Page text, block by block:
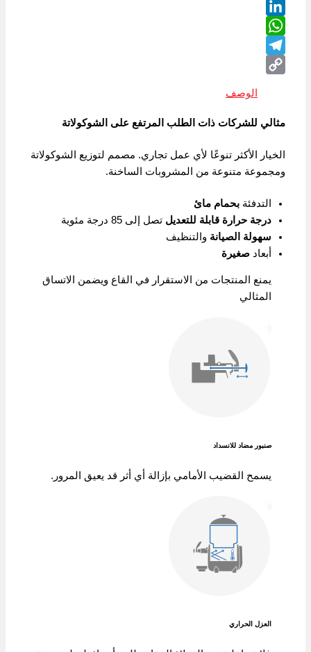
Twitter
LinkedIn
WhatsApp
Telegram
الوصف
مثالي للشركات ذات الطلب المرتفع على الشوكولاتة
الخيار الأكثر تنوعًا لأي عمل تجاري. مصمم لتوزيع الشوكولاتة
ومجموعة متنوعة من المشروبات الساخنة.
التدفئةبحمام مائ
درجة حرارة قابلة للتعديل تصل إلى 85 درجة مئوية
سهولة الصيانة والتنظيف
أبعادصغيرة
يمنع المنتجات من الاستقرار في القاع ويضمن الاتساق
المثالي
صنبور مضاد للانسداد
يسمح القضيب الأمامي بإزالة أي أثر قد يعيق المرور.
العزل الحراري